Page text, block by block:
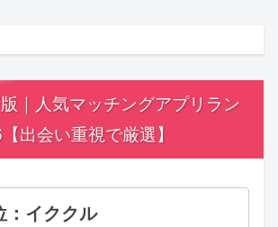
｜人気マッチングアプリラン
出会い重視で厳選】
：イククル